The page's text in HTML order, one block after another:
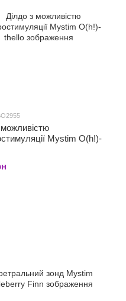
Mystim O(h!)-